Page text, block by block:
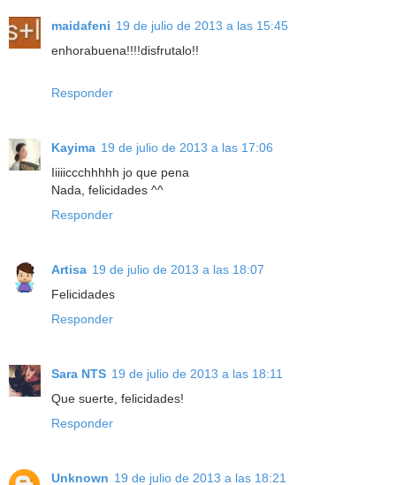
maidafeni 19 de julio de 2013 a las 15:45
enhorabuena!!!!disfrutalo!!
Responder
Kayima 19 de julio de 2013 a las 17:06
Iiiiiccchhhhh jo que pena
Nada, felicidades ^^
Responder
Artisa 19 de julio de 2013 a las 18:07
Felicidades
Responder
Sara NTS 19 de julio de 2013 a las 18:11
Que suerte, felicidades!
Responder
Unknown 19 de julio de 2013 a las 18:21